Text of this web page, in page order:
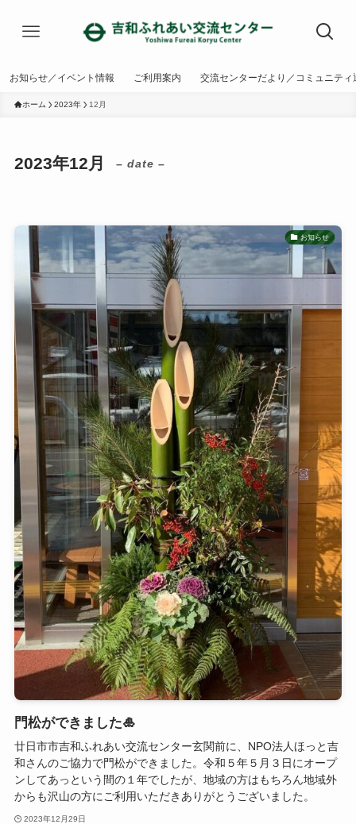
お知らせ／イベント情報 ご利用案内 交流センターだより／コミュニティ
ホーム 2023年 12月
2023年12月 – date –
お知らせ
門松ができました🎍
廿日市市吉和ふれあい交流センター玄関前に、NPO法人ほっと吉
和さんのご協力で門松ができました。令和５年５月３日にオープ
ンしてあっという間の１年でしたが、地域の方はもちろん地域外
からも沢山の方にご利用いただきありがとうございました。
2023年12月29日